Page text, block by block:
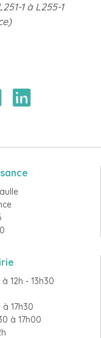
1 à L255-1
12h - 13h30
à 17h30
à 17h00